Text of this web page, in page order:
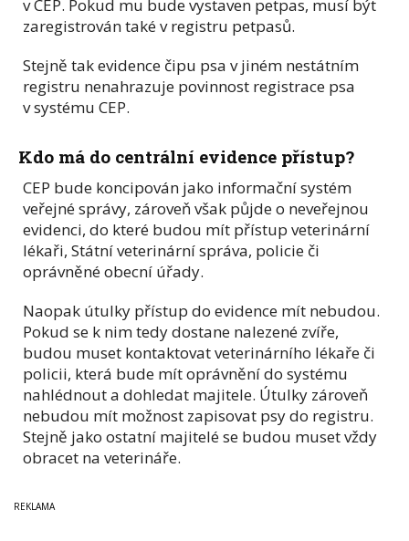
v CEP. Pokud mu bude vystaven petpas, musí být
zaregistrován také v registru petpasů.
Stejně tak evidence čipu psa v jiném nestátním
registru nenahrazuje povinnost registrace psa
v systému CEP.
Kdo má do centrální evidence přístup?
CEP bude koncipován jako informační systém
veřejné správy, zároveň však půjde o neveřejnou
evidenci, do které budou mít přístup veterinární
lékaři, Státní veterinární správa, policie či
oprávněné obecní úřady.
Naopak útulky přístup do evidence mít nebudou.
Pokud se k nim tedy dostane nalezené zvíře,
budou muset kontaktovat veterinárního lékaře či
policii, která bude mít oprávnění do systému
nahlédnout a dohledat majitele. Útulky zároveň
nebudou mít možnost zapisovat psy do registru.
Stejně jako ostatní majitelé se budou muset vždy
obracet na veterináře.